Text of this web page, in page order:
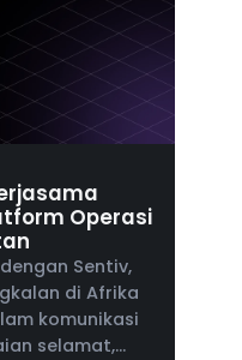
Operasi
Sentiv,
di Afrika
komunikasi
selamat,